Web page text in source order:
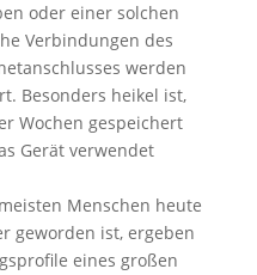
oder einer solchen
Verbindungen des
werden
Besonders heikel ist,
Wochen gespeichert
Gerät verwendet
Menschen heute
geworden ist, ergeben
eines großen